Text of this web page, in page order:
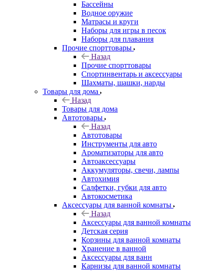
Бассейны
Водное оружие
Матрасы и круги
Наборы для игры в песок
Наборы для плавания
Прочие спорттовары
Назад
Прочие спорттовары
Спортинвентарь и аксессуары
Шахматы, шашки, нарды
Товары для дома
Назад
Товары для дома
Автотовары
Назад
Автотовары
Инструменты для авто
Ароматизаторы для авто
Автоаксессуары
Аккумуляторы, свечи, лампы
Автохимия
Салфетки, губки для авто
Автокосметика
Аксессуары для ванной комнаты
Назад
Аксессуары для ванной комнаты
Детская серия
Корзины для ванной комнаты
Хранение в ванной
Аксессуары для ванн
Карнизы для ванной комнаты